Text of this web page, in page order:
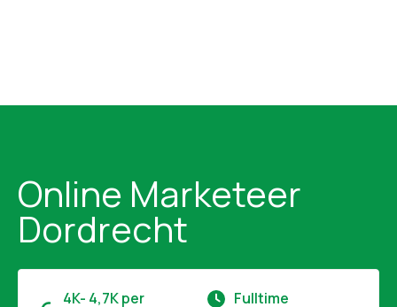
Online Marketeer
Dordrecht
4K- 4,7K per
Fulltime